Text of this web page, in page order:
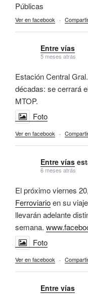
Públicas
Ver en facebook ·
Entre vías
5 meses atrás
Estación Central
décadas: se cerrará
MTOP.
Foto
Ver en facebook ·
Entre vías
6 meses atrás
El próximo viernes
Ferroviarioen su
llevarán adelante
semana.
Foto
Ver en facebook ·
Entre vías